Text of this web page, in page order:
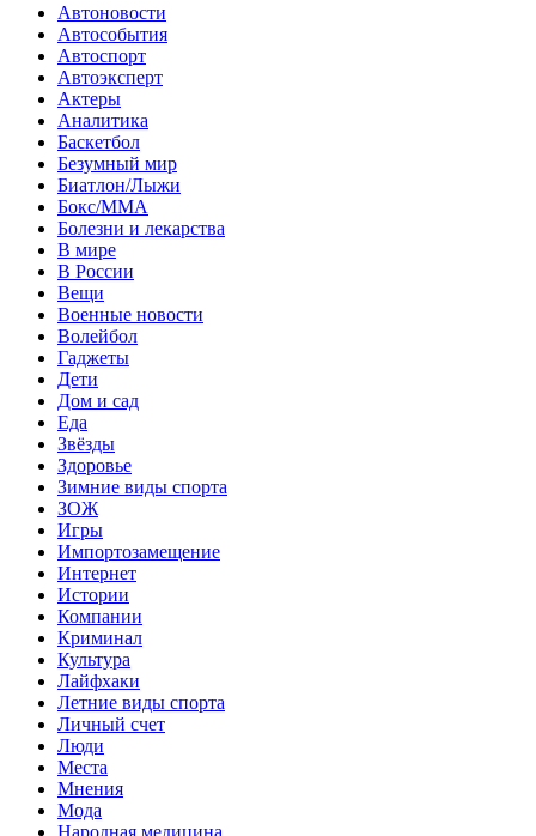
Автоновости
Автособытия
Автоспорт
Автоэксперт
Актеры
Аналитика
Баскетбол
Безумный мир
Биатлон/Лыжи
Бокс/MMA
Болезни и лекарства
В мире
В России
Вещи
Военные новости
Волейбол
Гаджеты
Дети
Дом и сад
Еда
Звёзды
Здоровье
Зимние виды спорта
ЗОЖ
Игры
Импортозамещение
Интернет
Истории
Компании
Криминал
Культура
Лайфхаки
Летние виды спорта
Личный счет
Люди
Места
Мнения
Мода
Народная медицина